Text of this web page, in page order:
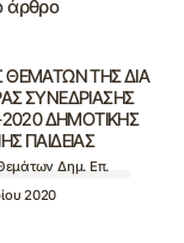
άρθρο
ΘΕΜΑΤΩΝ ΤΗΣ ΔΙΑ
ΣΥΝΕΔΡΙΑΣΗΣ
2020 ΔΗΜΟΤΙΚΗΣ
ΠΑΙΔΕΙΑΣ
Δημ. Επ.
2020